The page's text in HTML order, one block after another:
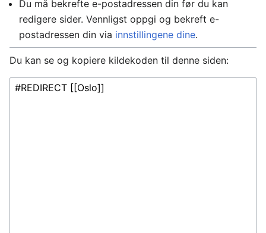
Du må bekrefte e-postadressen din før du kan
redigere sider. Vennligst oppgi og bekreft e-
postadressen din via innstillingene dine.
Du kan se og kopiere kildekoden til denne siden: